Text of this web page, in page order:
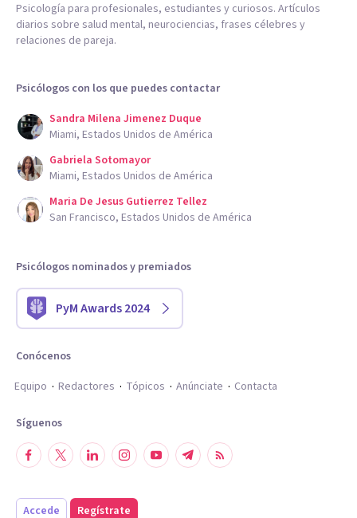
Psicología para profesionales, estudiantes y curiosos. Artículos
diarios sobre salud mental, neurociencias, frases célebres y
relaciones de pareja.
Psicólogos con los que puedes contactar
Sandra Milena Jimenez Duque
Miami, Estados Unidos de América
Gabriela Sotomayor
Miami, Estados Unidos de América
Maria De Jesus Gutierrez Tellez
San Francisco, Estados Unidos de América
Psicólogos nominados y premiados
PyM Awards 2024
Conócenos
Equipo
Redactores Tópicos Anúnciate Contacta
Síguenos
Accede Regístrate